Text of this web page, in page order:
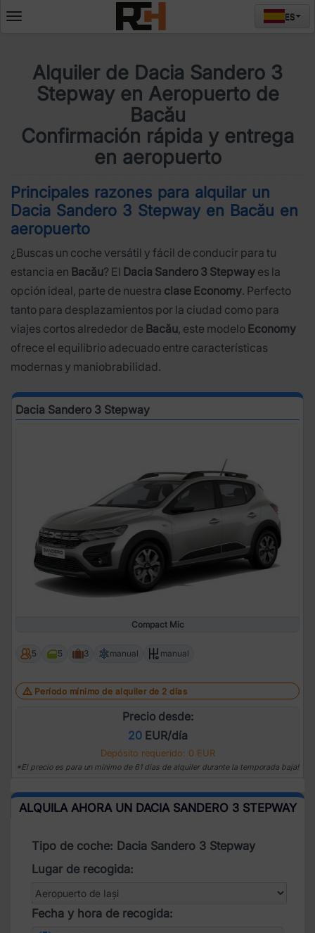
Deschide
ES
Alquiler de Dacia Sandero 3
Stepway en Aeropuerto de
Bacău
Confirmación rápida y entrega
en aeropuerto
Principales razones para alquilar un
Dacia Sandero 3 Stepway en Bacău en
aeropuerto
¿Buscas un coche versátil y fácil de conducir para tu
estancia en Bacău? El Dacia Sandero 3 Stepway es la
opción ideal, parte de nuestra clase Economy. Perfecto
tanto para desplazamientos por la ciudad como para
viajes cortos alrededor de Bacău, este modelo Economy
ofrece el equilibrio adecuado entre características
modernas y maniobrabilidad.
Dacia Sandero 3 Stepway
Compact Mic
5 5 3 manual manual
Período mínimo de alquiler de 2 días
Precio desde:
20EUR/día
Depósito requerido: 0 EUR
*El precio es para un mínimo de 61 días de alquiler durante la temporada baja!
ALQUILA AHORA UN DACIA SANDERO 3 STEPWAY
Tipo de coche: Dacia Sandero 3 Stepway
Lugar de recogida:
Fecha y hora de recogida: